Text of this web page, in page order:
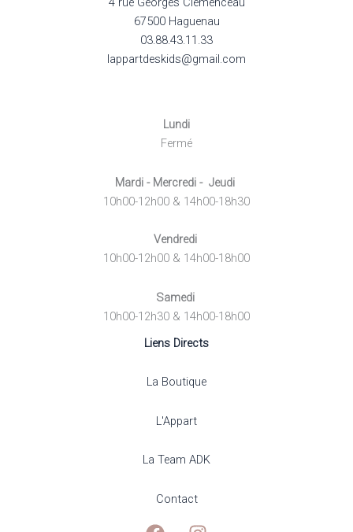
67500 Haguenau
03.88.43.11.33
lappartdeskids@gmail.com
Lundi
Fermé
Mardi - Mercredi - Jeudi
10h00-12h00 & 14h00-18h30
Vendredi
10h00-12h00 & 14h00-18h00
Samedi
10h00-12h30 & 14h00-18h00
Liens Directs
La Boutique
L'Appart
La Team ADK
Contact